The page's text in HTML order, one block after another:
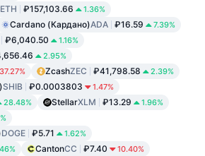
ETH ₽157,103.66 1.36%
Cardano (Кардано)ADA ₽16.59 7.39%
₽6,040.50 1.16%
2.95%
37.27% ZcashZEC ₽41,798.58 2.39%
SHIB ₽0.0003803 1.47%
28.48% StellarXLM ₽13.29 1.96%
DOGE ₽5.71 1.62%
CantonCC ₽7.40 10.40%